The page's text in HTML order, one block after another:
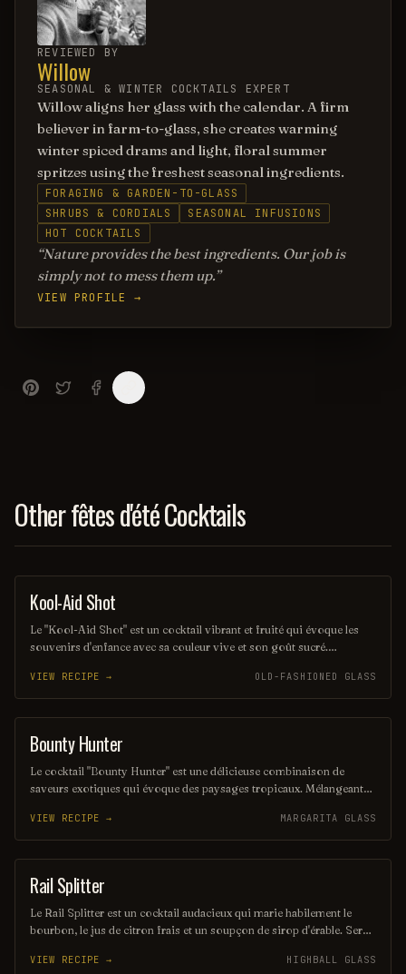
REVIEWED BY
Willow
SEASONAL & WINTER COCKTAILS EXPERT
Willow aligns her glass with the calendar. A firm
believer in farm-to-glass, she creates warming
winter spiced drams and light, floral summer
spritzes using the freshest seasonal ingredients.
FORAGING & GARDEN-TO-GLASS
SHRUBS & CORDIALS
SEASONAL INFUSIONS
HOT COCKTAILS
Nature provides the best ingredients. Our job is
simply not to mess them up.
VIEW PROFILE →
Other fêtes d'été Cocktails
SHOT
Kool-Aid Shot
Le "Kool-Aid Shot" est un cocktail vibrant et fruité qui évoque les
souvenirs d'enfance avec sa couleur vive et son goût sucré.
Aid, ce shot rafraîchissant est parfait pour les fêtes et les soirées
entre amis. Sa simplicité et son côté ludique en font un choix
populaire pour ceux qui cherchent à s'amuser.
VIEW RECIPE → OLD-FASHIONED GLASS
COCKTAIL
Bounty Hunter
Le cocktail "Bounty Hunter" est une délicieuse combinaison de
saveurs exotiques qui évoque des paysages tropicaux. Mélangeant
expérience rafraîchissante et envoûtante, parfaite pour les amateurs
de cocktails d'été. Sa présentation colorée et son goût unique en
font un véritable trésor à découvrir.
VIEW RECIPE → MARGARITA GLASS
COCKTAIL
Rail Splitter
Le Rail Splitter est un cocktail audacieux qui marie habilement le
bourbon, le jus de citron frais et un soupçon de sirop d'érable. Servi
évoquant les saveurs rustiques du terroir américain. Parfait pour les
VIEW RECIPE → HIGHBALL GLASS